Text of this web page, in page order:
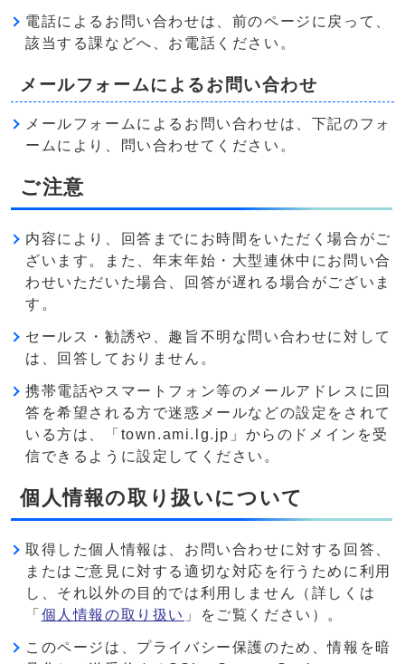
電話によるお問い合わせは、前のページに戻って、
該当する課などへ、お電話ください。
メールフォームによるお問い合わせ
メールフォームによるお問い合わせは、下記のフォ
ームにより、問い合わせてください。
ご注意
内容により、回答までにお時間をいただく場合がご
ざいます。また、年末年始・大型連休中にお問い合
わせいただいた場合、回答が遅れる場合がございま
す。
セールス・勧誘や、趣旨不明な問い合わせに対して
は、回答しておりません。
携帯電話やスマートフォン等のメールアドレスに回
答を希望される方で迷惑メールなどの設定をされて
いる方は、「town.ami.lg.jp」からのドメインを受
信できるように設定してください。
個人情報の取り扱いについて
取得した個人情報は、お問い合わせに対する回答、
またはご意見に対する適切な対応を行うために利用
し、それ以外の目的では利用しません（詳しくは
「 個人情報の取り扱い 」をご覧ください）。
このページは、プライバシー保護のため、情報を暗